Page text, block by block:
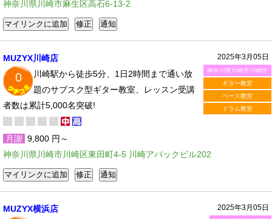
神奈川県川崎市麻生区高石6-13-2
2025年3月05日
神奈川県川崎市川崎区
ギター教室
ベース教室
ドラム教室
MUZYX川崎店
0
川崎駅から徒歩5分、1日2時間まで通い放
題のサブスク型ギター教室、レッスン受講
者数は累計5,000名突破!
月謝 9,800 円～
神奈川県川崎市川崎区東田町4-5 川崎アバックビル202
2025年3月05日
MUZYX横浜店